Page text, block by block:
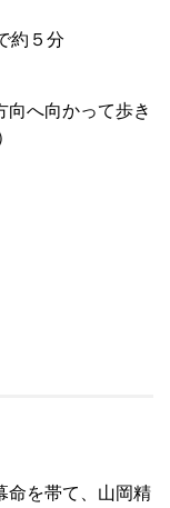
約５分
へ向かって歩き
命を帯て、山岡精